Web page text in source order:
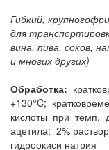
Гибкий,
для
вина, пива, соков,
и многих других)
Обработка:
+130°C;
кислоты при темп.
ацетила; 2%
гидроокиси натрия